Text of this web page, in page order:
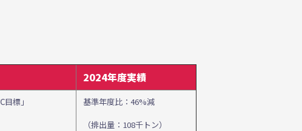
2024年度実績
標」
基準年度比：46%減
（排出量：108千トン）